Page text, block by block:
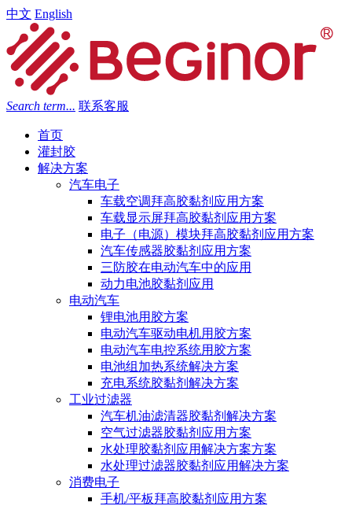
中文 English
Search term... 联系客服
首页
灌封胶
解决方案
汽车电子
车载空调拜高胶黏剂应用方案
车载显示屏拜高胶黏剂应用方案
电子（电源）模块拜高胶黏剂应用方案
汽车传感器胶黏剂应用方案
三防胶在电动汽车中的应用
动力电池胶黏剂应用
电动汽车
锂电池用胶方案
电动汽车驱动电机用胶方案
电动汽车电控系统用胶方案
电池组加热系统解决方案
充电系统胶黏剂解决方案
工业过滤器
汽车机油滤清器胶黏剂解决方案
空气过滤器胶黏剂应用方案
水处理胶黏剂应用解决方案方案
水处理过滤器胶黏剂应用解决方案
消费电子
手机/平板拜高胶黏剂应用方案